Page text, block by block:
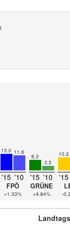
13.0 11.6
'15 '10
FPÖ
+1.33%
8.3
3.5
'15 '10
GRÜNE
+4.84%
10.2
'15
-